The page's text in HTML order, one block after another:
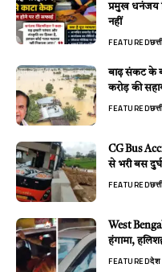
प्रमुख धनंजय
नहीं
FEATURED
बाढ़ संकट के
करोड़ की
FEATURED
CG Bus
से भरी बस
FEATURED
West
हंगामा,
FEATUREDदेश